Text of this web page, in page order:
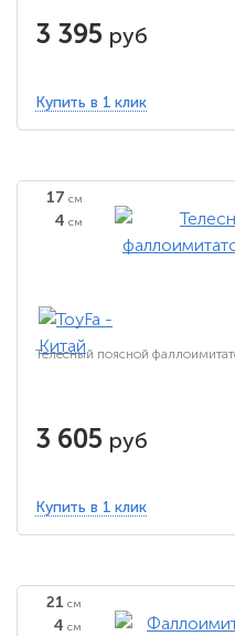
3 395 руб
Купить в 1 клик
17 см
4 см
Телесный поясной
3 605 руб
Купить в 1 клик
21 см
4 см